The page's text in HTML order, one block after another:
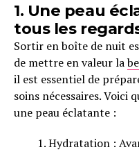
1. Une peau
tous les
Sortir en boîte de nuit
de mettre en valeur la
il est essentiel de
soins nécessaires. Voici
une peau éclatante :
Hydratation :